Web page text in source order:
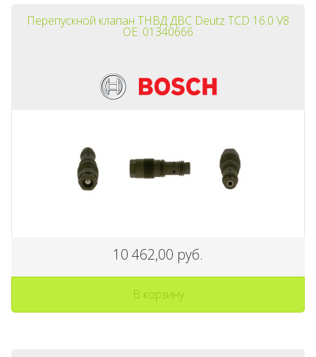
Перепускной клапан ТНВД ДВС Deutz TCD 16.0 V8
OE: 01340666
10 462,00 руб.
В корзину